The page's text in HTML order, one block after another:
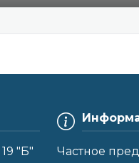
"Б" Частное